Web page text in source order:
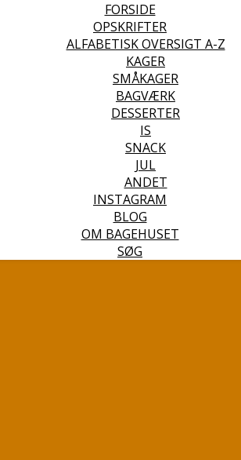
FORSIDE
OPSKRIFTER
ALFABETISK OVERSIGT A-Z
KAGER
SMÅKAGER
BAGVÆRK
DESSERTER
IS
SNACK
JUL
ANDET
INSTAGRAM
BLOG
OM BAGEHUSET
SØG